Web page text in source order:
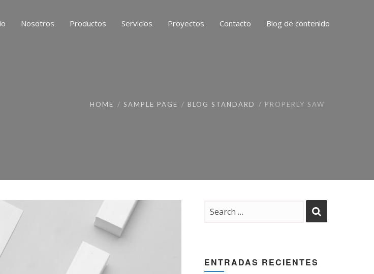
Nosotros Productos Servicios Proyectos Contacto Blog de contenido
HOME SAMPLE PAGE BLOG STANDARD PROPERLY SAW
ENTRADAS RECIENTES